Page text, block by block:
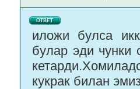
иложи булса
булар эди чунки
кукрак билан